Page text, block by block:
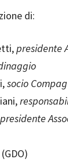
di:
presidente
socio Compag
presidente